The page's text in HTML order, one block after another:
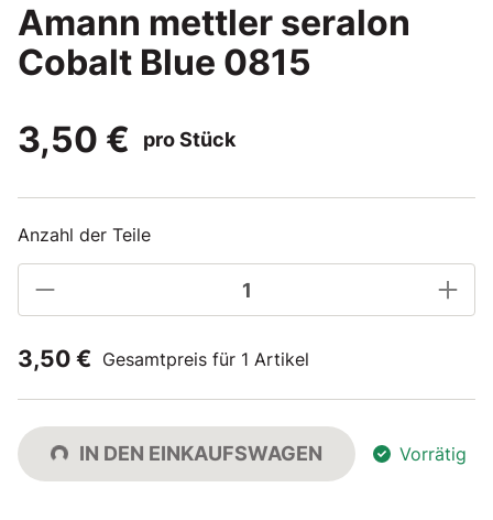
Amann mettler seralon
Cobalt Blue 0815
3,50 €
pro Stück
Anzahl der Teile
3,50 € Gesamtpreis für 1 Artikel
IN DEN EINKAUFSWAGEN Vorrätig